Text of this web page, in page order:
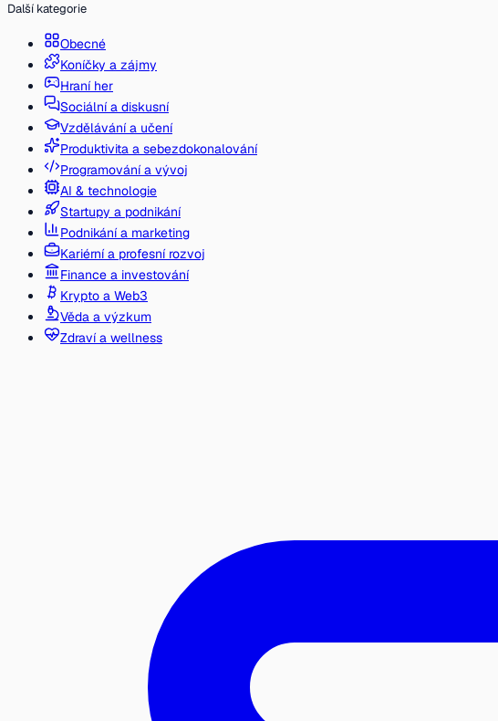
Další kategorie
Obecné
Koníčky a zájmy
Hraní her
Sociální a diskusní
Vzdělávání a učení
Produktivita a sebezdokonalování
Programování a vývoj
AI & technologie
Startupy a podnikání
Podnikání a marketing
Kariérní a profesní rozvoj
Finance a investování
Krypto a Web3
Věda a výzkum
Zdraví a wellness